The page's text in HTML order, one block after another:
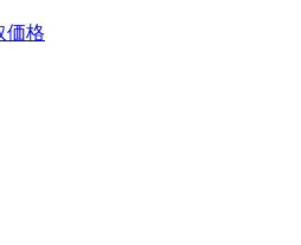
価格